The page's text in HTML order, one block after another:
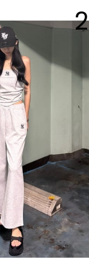
2